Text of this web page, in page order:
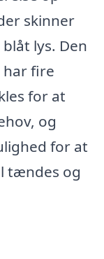
skinner
lys. Den
har fire
for at
og
for at
tændes og